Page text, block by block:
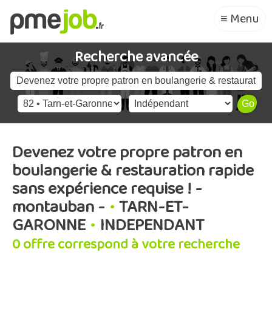
≡ Menu
Recherche avancée
Devenez votre propre patron en
boulangerie & restauration rapide
sans expérience requise ! -
montauban - •TARN-ET-
GARONNE • INDEPENDANT
0 offre correspond à votre recherche